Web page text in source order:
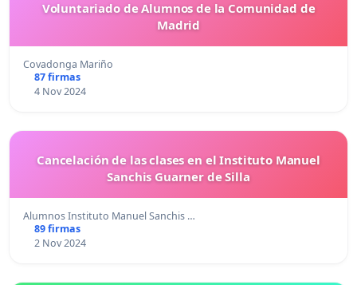
Voluntariado de Alumnos de la Comunidad de
Madrid
Covadonga Mariño
87 firmas
4 Nov 2024
Cancelación de las clases en el Instituto Manuel
Sanchis Guarner de Silla
Alumnos Instituto Manuel Sanchis …
89 firmas
2 Nov 2024